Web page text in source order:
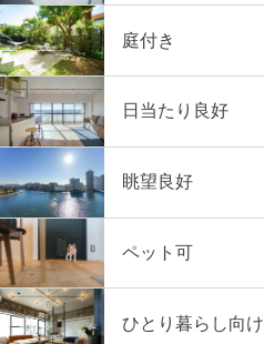
庭付き
日当たり良好
眺望良好
ペット可
ひとり暮らし向け